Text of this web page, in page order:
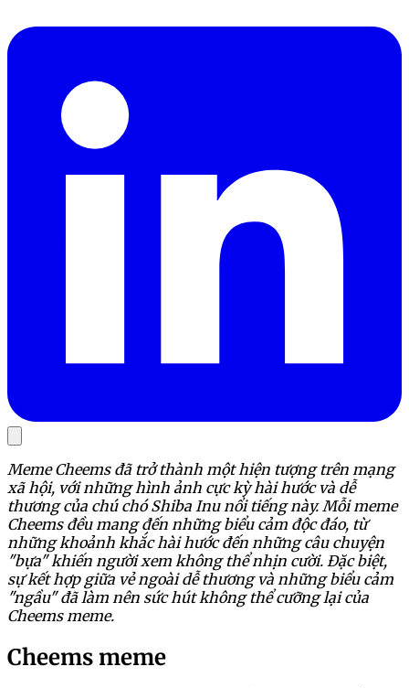
Meme Cheems đã trở thành một hiện tượng trên mạng
xã hội, với những hình ảnh cực kỳ hài hước và dễ
thương của chú chó Shiba Inu nổi tiếng này. Mỗi meme
Cheems đều mang đến những biểu cảm độc đáo, từ
những khoảnh khắc hài hước đến những câu chuyện
"bựa" khiến người xem không thể nhịn cười. Đặc biệt,
sự kết hợp giữa vẻ ngoài dễ thương và những biểu cảm
"ngầu" đã làm nên sức hút không thể cưỡng lại của
Cheems meme.
Cheems meme